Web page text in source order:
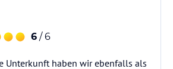
6 / 6
Unterkunft haben wir ebenfalls als